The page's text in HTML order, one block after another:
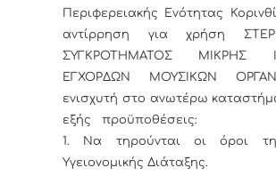
Περιφερειακής Ενότητας
αντίρρηση για χρήση
ΣΥΓΚΡΟΤΗΜΑΤΟΣ ΜΙΚΡΗΣ
ΕΓΧΟΡΔΩΝ ΜΟΥΣΙΚΩΝ
ενισχυτή στο ανωτέρω
εξής προϋποθέσεις:
1. Να τηρούνται οι όροι
Υγειονομικής Διάταξης.